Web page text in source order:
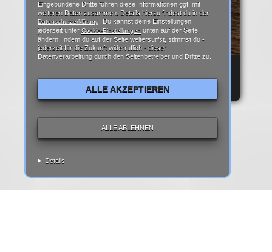
REPARATUR ANLEITUNG | TEARDOWN
Eingebundene Dritte führen diese Informationen ggf. mit
weiteren Daten zusammen. Details hierzu findest du in der
Datenschutzerklärung
. Du kannst deine Einstellungen
jederzeit unter Cookie-Einstellungen unten auf der Seite
ändern. Indem du auf der Seite weitersurfst, stimmst du -
jederzeit für die Zukunft widerruflich - dieser
Datenverarbeitung durch den Seitenbetreiber und Dritte zu.
ALLE AKZEPTIEREN
ALLE ABLEHNEN
Details